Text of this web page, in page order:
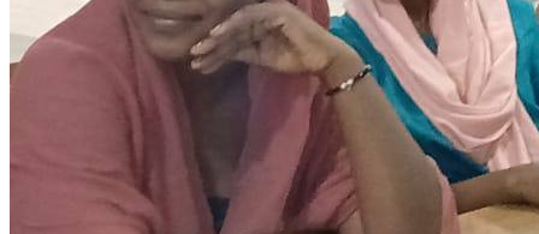
Activités au cœur des communautés
Nous intervenons sur plusieurs fronts pour assurer un
développement équitable et durable. Découvrez
comment nous agissons chaque jour.
Programmes Éducationels